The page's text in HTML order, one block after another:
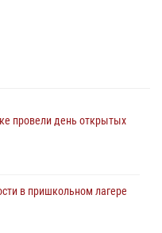
провели день открытых
в пришкольном лагере